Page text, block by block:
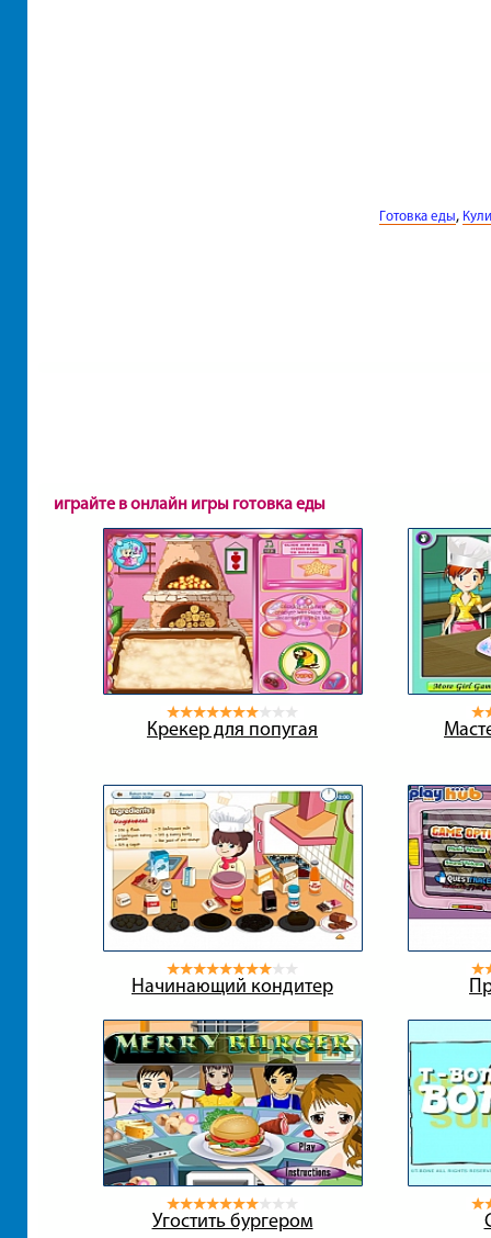
Готовка еды,
играйте в онлайн игры готовка еды
Крекер для попугая
Начинающий кондитер
Угостить бургером